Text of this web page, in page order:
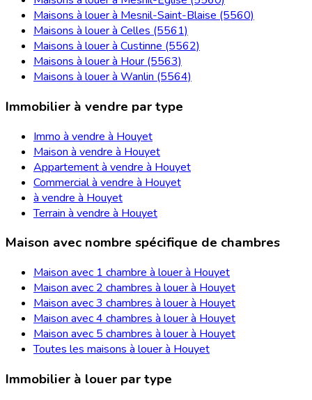
Maisons à louer à Mesnil-Saint-Blaise (5560)
Maisons à louer à Celles (5561)
Maisons à louer à Custinne (5562)
Maisons à louer à Hour (5563)
Maisons à louer à Wanlin (5564)
Immobilier à vendre par type
Immo à vendre à Houyet
Maison à vendre à Houyet
Appartement à vendre à Houyet
Commercial à vendre à Houyet
à vendre à Houyet
Terrain à vendre à Houyet
Maison avec nombre spécifique de chambres
Maison avec 1 chambre à louer à Houyet
Maison avec 2 chambres à louer à Houyet
Maison avec 3 chambres à louer à Houyet
Maison avec 4 chambres à louer à Houyet
Maison avec 5 chambres à louer à Houyet
Toutes les maisons à louer à Houyet
Immobilier à louer par type